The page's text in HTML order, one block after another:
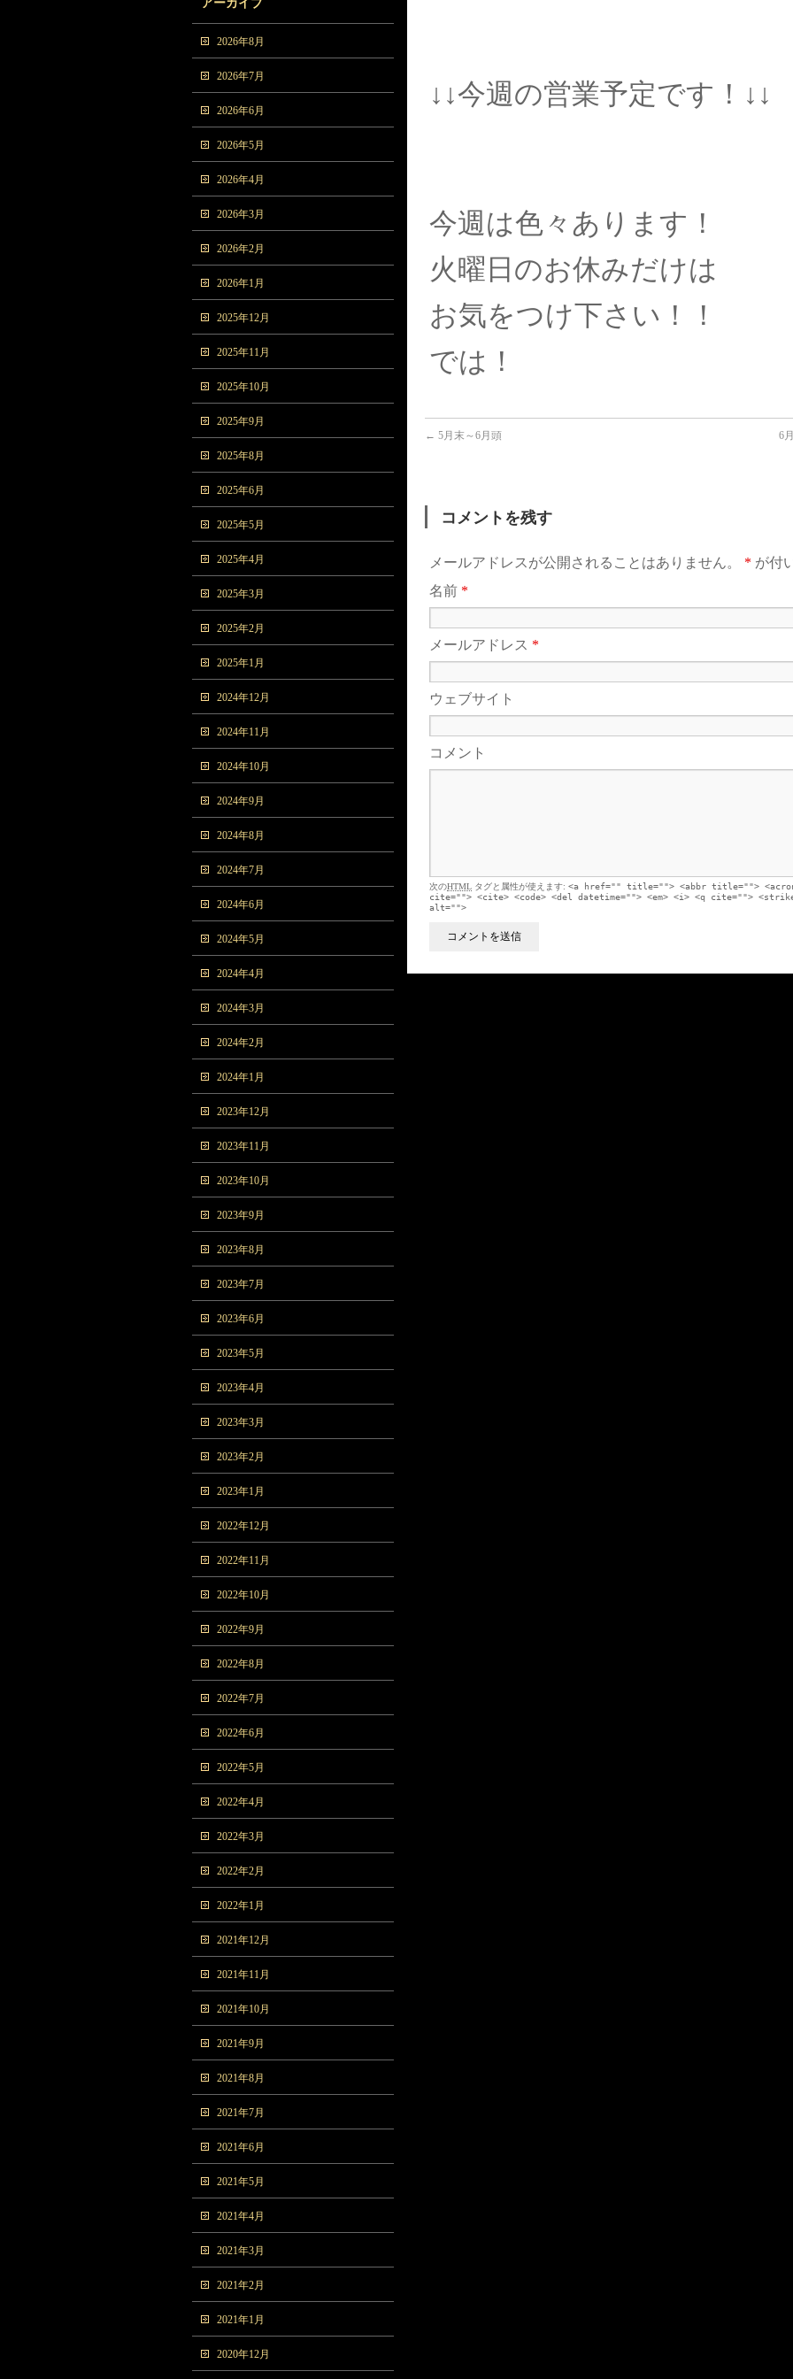
↓↓今週の営業予定です！↓↓
今週は色々あります！
火曜日のお休みだけは
お気をつけ下さい！！
では！
← 5月末～6月頭 6
コメントを残す
メールアドレスが公開されることはありません。 * が付
名前 *
メールアドレス *
ウェブサイト
コメント
次のHTML タグと属性が使えます: <a href="" title=""> <abbr title="">
cite=""> <cite> <code> <del datetime=""> <em> <i> <q cite="">
alt="">
アーカイブ
2026年8月
2026年7月
2026年6月
2026年5月
2026年4月
2026年3月
2026年2月
2026年1月
2025年12月
2025年11月
2025年10月
2025年9月
2025年8月
2025年6月
2025年5月
2025年4月
2025年3月
2025年2月
2025年1月
2024年12月
2024年11月
2024年10月
2024年9月
2024年8月
2024年7月
2024年6月
2024年5月
2024年4月
2024年3月
2024年2月
2024年1月
2023年12月
2023年11月
2023年10月
2023年9月
2023年8月
2023年7月
2023年6月
2023年5月
2023年4月
2023年3月
2023年2月
2023年1月
2022年12月
2022年11月
2022年10月
2022年9月
2022年8月
2022年7月
2022年6月
2022年5月
2022年4月
2022年3月
2022年2月
2022年1月
2021年12月
2021年11月
2021年10月
2021年9月
2021年8月
2021年7月
2021年6月
2021年5月
2021年4月
2021年3月
2021年2月
2021年1月
2020年12月